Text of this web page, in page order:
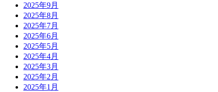
2025年9月
2025年8月
2025年7月
2025年6月
2025年5月
2025年4月
2025年3月
2025年2月
2025年1月